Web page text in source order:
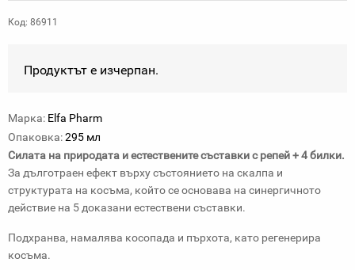
Код: 86911
Продуктът е изчерпан.
Марка: Elfa Pharm
Опаковка:295 мл
Силата на природата и естествените съставки с репей + 4 билки.
За дълготраен ефект върху състоянието на скалпа и
структурата на косъма, който се основава на синергичното
действие на 5 доказани естествени съставки.
Подхранва, намалява косопада и пърхота, като регенерира
косъма.